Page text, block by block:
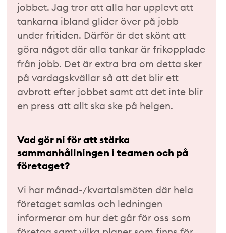
jobbet. Jag tror att alla har upplevt att
tankarna ibland glider över på jobb
under fritiden. Därför är det skönt att
göra något där alla tankar är frikopplade
från jobb. Det är extra bra om detta sker
på vardagskvällar så att det blir ett
avbrott efter jobbet samt att det inte blir
en press att allt ska ske på helgen.
Vad gör ni för att stärka
sammanhållningen i teamen och på
företaget?
Vi har månad-/kvartalsmöten där hela
företaget samlas och ledningen
informerar om hur det går för oss som